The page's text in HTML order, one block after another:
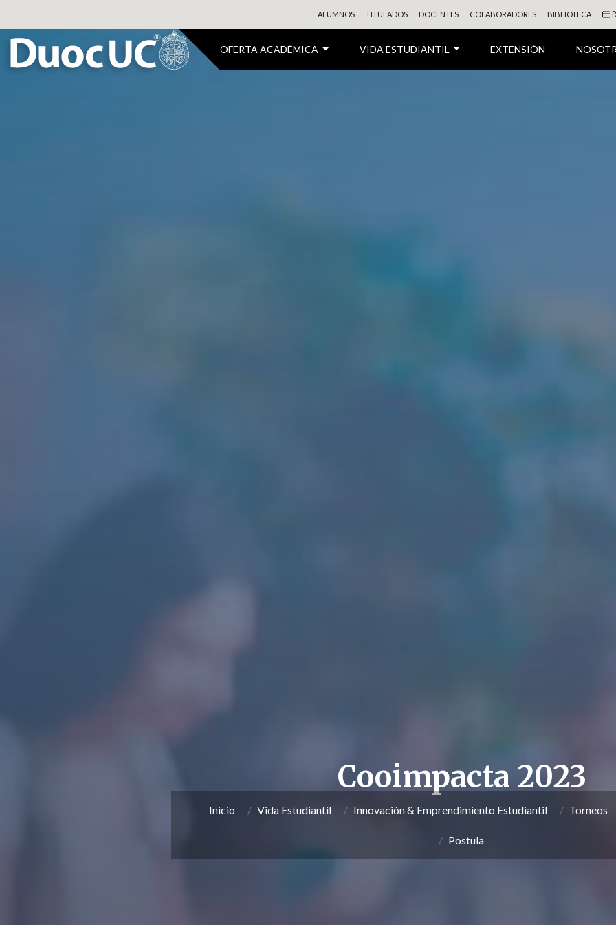
OFERTA ACADÉMICA VIDA ESTUDIANTIL EXTENSIÓN
ALUMNOS TITULADOS DOCENTES COLABORADORES BIBLIOTECA
Cooimpacta 2023
Inicio Vida Estudiantil Innovación & Emprendimiento Estudiantil Torneos
Postula